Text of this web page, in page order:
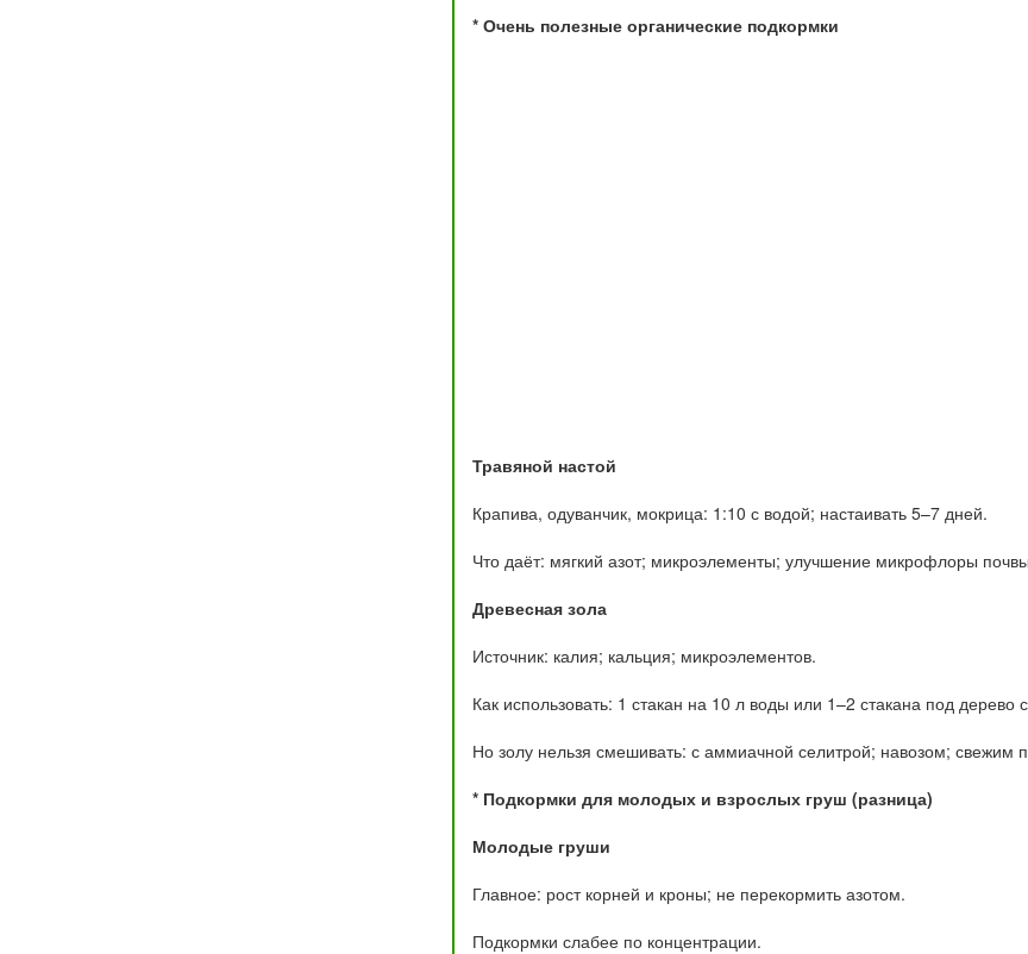
* Очень полезные органические подкормки
Травяной настой
Крапива, одуванчик, мокрица: 1:10 с водой; настаивать 5–7 дней.
Что даёт: мягкий азот; микроэлементы; улучшение микрофлоры
Древесная зола
Источник: калия; кальция; микроэлементов.
Как использовать: 1 стакан на 10 л воды или 1–2 стакана под
Но золу нельзя смешивать: с аммиачной селитрой; навозом; свежим
* Подкормки для молодых и взрослых груш (разница)
Молодые груши
Главное: рост корней и кроны; не перекормить азотом.
Подкормки слабее по концентрации.